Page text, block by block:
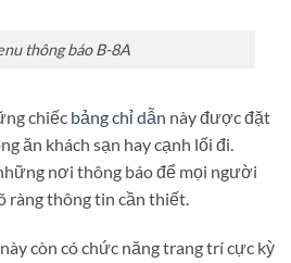
thông báo B-8A
chiếc bảng chỉ dẫn này được đặt
ăn khách sạn hay cạnh lối đi.
nơi thông báo để mọi người
ràng thông tin cần thiết.
còn có chức năng trang trí cực kỳ